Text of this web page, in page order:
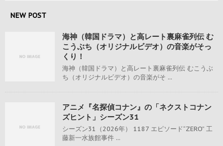
NEW POST
海神（韓国ドラマ）と高レート裏麻雀列伝 む
こうぶち（オリジナルビデオ）の音楽がそっ
くり！
海神（韓国ドラマ）と高レート裏麻雀列伝 むこうぶ
ち（オリジナルビデオ）の音楽がそ ...
アニメ『名探偵コナン』の「ネクストコナン
ズヒント」シーズン31
シーズン31（2026年） 1187 エピソード“ZERO” 工
藤新一水族館事件 ...